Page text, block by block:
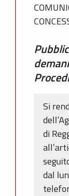
Si
di
dal